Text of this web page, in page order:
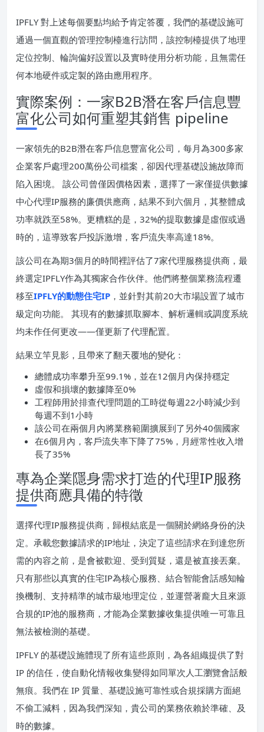
IPFLY 對上述每個要點均給予肯定答覆，我們的基礎設施可
通過一個直觀的管理控制檯進行訪問，該控制檯提供了地理
定位控制、輪詢偏好設置以及實時使用分析功能，且無需任
何本地硬件或定製的路由應用程序。
實際案例：一家B2B潛在客戶信息豐
富化公司如何重塑其銷售 pipeline
一家領先的B2B潛在客戶信息豐富化公司，每月為300多家
企業客戶處理200萬份公司檔案，卻因代理基礎設施故障而
陷入困境。 該公司曾僅因價格因素，選擇了一家僅提供數據
中心代理IP服務的廉價供應商，結果不到六個月，其整體成
功率就跌至58%。更糟糕的是，32%的提取數據是虛假或過
時的，這導致客戶投訴激增，客戶流失率高達18%。
該公司在為期3個月的時間裡評估了7家代理服務提供商，最
終選定IPFLY作為其獨家合作伙伴。他們將整個業務流程遷
移至IPFLY的動態住宅IP ，並針對其前20大市場設置了城市
級定向功能。 其現有的數據抓取腳本、解析邏輯或調度系統
均未作任何更改——僅更新了代理配置。
結果立竿見影，且帶來了翻天覆地的變化：
總體成功率攀升至99.1%，並在12個月內保持穩定
虛假和損壞的數據降至0%
工程師用於排查代理問題的工時從每週22小時減少到
每週不到1小時
該公司在兩個月內將業務範圍擴展到了另外40個國家
在6個月內，客戶流失率下降了75%，月經常性收入增
長了35%
專為企業隱身需求打造的代理IP服務
提供商應具備的特徵
選擇代理IP服務提供商，歸根結底是一個關於網絡身份的決
定。承載您數據請求的IP地址，決定了這些請求在到達您所
需的內容之前，是會被歡迎、受到質疑，還是被直接丟棄。
只有那些以真實的住宅IP為核心服務、結合智能會話感知輪
換機制、支持精準的城市級地理定位，並運營著龐大且來源
合規的IP池的服務商，才能為企業數據收集提供唯一可靠且
無法被檢測的基礎。
IPFLY 的基礎設施體現了所有這些原則，為各組織提供了對
IP 的信任，使自動化情報收集變得如同單次人工瀏覽會話般
無痕。我們在 IP 質量、基礎設施可靠性或合規採購方面絕
不偷工減料，因為我們深知，貴公司的業務依賴於準確、及
時的數據。